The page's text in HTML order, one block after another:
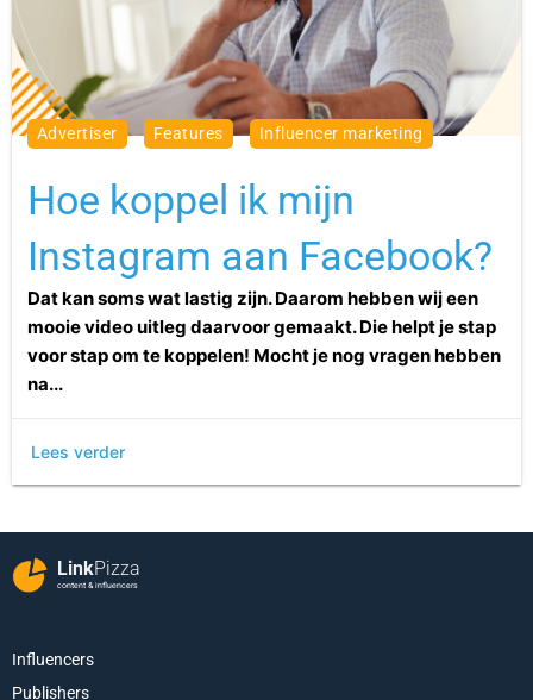
advertiser features influencer marketing
Hoe koppel ik mijn
Instagram aan Facebook?
Dat kan soms wat lastig zijn. Daarom hebben wij een
mooie video uitleg daarvoor gemaakt. Die helpt je stap
voor stap om te koppelen! Mocht je nog vragen hebben
na...
Lees verder
LinkPizza
content & influencers
Influencers
Publishers